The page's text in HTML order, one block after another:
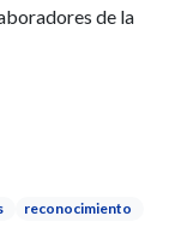
de la
y potencial
reconocimiento